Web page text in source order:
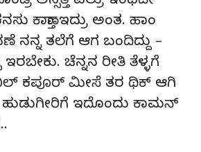
ಕಾಣ್ತಾ ಇದ್ರು ಅಂತ. ಹಾಂ
ನನ್ನ ತಲೆಗೆ ಆಗ ಬಂದಿದ್ದು –
ಚೆನ್ನನ ರೀತಿ ತೆಳ್ಳಗೆ
ಕಪೂರ್ ಮೀಸೆ ತರ ಥಿಕ್ ಆಗಿ
ಹುಡುಗೀರಿಗೆ ಇದೊಂದು ಕಾಮನ್